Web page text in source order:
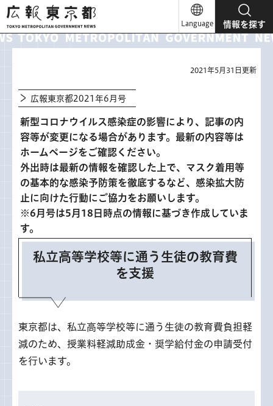
広報東京都
Language 情報を探す
2021年5月31日更新
広報東京都2021年6月号
新型コロナウイルス感染症の影響により、記事の内
容等が変更になる場合があります。最新の内容等は
ホームページをご確認ください。
外出時は最新の情報を確認した上で、マスク着用等
の基本的な感染予防策を徹底するなど、感染拡大防
止に向けた行動にご協力をお願いします。
※6月号は5月18日時点の情報に基づき作成していま
す。
私立高等学校等に通う生徒の教育費
を支援
東京都は、私立高等学校等に通う生徒の教育費負担軽
減のため、授業料軽減助成金・奨学給付金の申請受付
を行います。